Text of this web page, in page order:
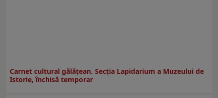
Carnet cultural gălăţean. Secţia Lapidarium a Muzeului de
Istorie, închisă temporar